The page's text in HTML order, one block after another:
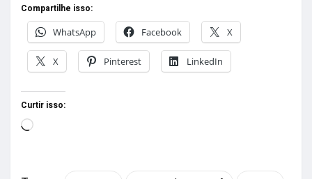
Compartilhe isso:
WhatsApp
Facebook X
X Pinterest LinkedIn
Curtir isso: